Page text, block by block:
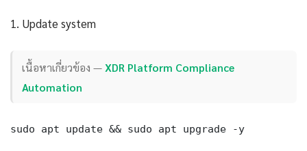
1. Update system
เนื้อหาเกี่ยวข้อง —XDR Platform Compliance
Automation
sudo apt update && sudo apt upgrade -y